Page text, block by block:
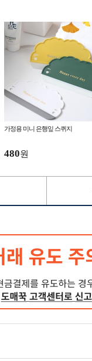
가정용 미니 은행잎 스퀴지
480원